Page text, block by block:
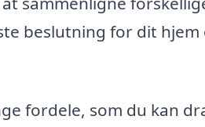
beslutning for dit hjem
fordele, som du kan